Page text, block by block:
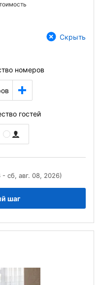
Скрыть
номеров
гостей
- сб, авг. 08, 2026)
шаг